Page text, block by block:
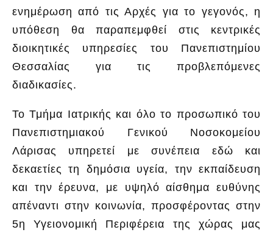
ενημέρωση από τις Αρχές για το γεγονός, η
υπόθεση θα παραπεμφθεί στις κεντρικές
διοικητικές υπηρεσίες του Πανεπιστημίου
Θεσσαλίας για τις προβλεπόμενες
διαδικασίες.
Το Τμήμα Ιατρικής και όλο το προσωπικό του
Πανεπιστημιακού Γενικού Νοσοκομείου
Λάρισας υπηρετεί με συνέπεια εδώ και
δεκαετίες τη δημόσια υγεία, την εκπαίδευση
και την έρευνα, με υψηλό αίσθημα ευθύνης
απέναντι στην κοινωνία, προσφέροντας στην
5η Υγειονομική Περιφέρεια της χώρας μας